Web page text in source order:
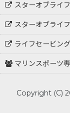
スターオブライ
スターオブライ
ライフセービン
マリンスポーツ
Copyright (C)